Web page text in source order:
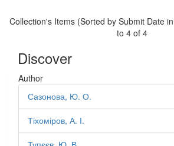
Collection's Items (Sorted by Submit Date
to 4 of 4
Discover
Author
Сазонова, Ю. О.
Тіхоміров, А. І.